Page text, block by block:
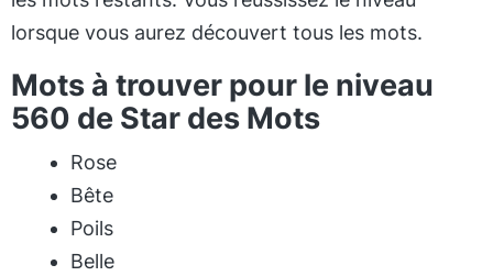
lorsque vous aurez découvert tous les mots.
Mots à trouver pour le niveau
560 de Star des Mots
Rose
Bête
Poils
Belle